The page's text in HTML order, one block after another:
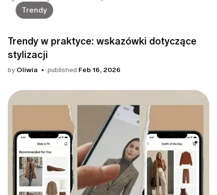
Trendy
Trendy w praktyce: wskazówki dotyczące
stylizacji
by Oliwia published Feb 16, 2026